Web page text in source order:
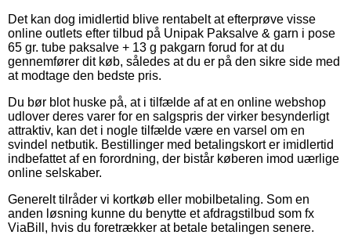
Det kan dog imidlertid blive rentabelt at efterprøve visse
online outlets efter tilbud på Unipak Paksalve & garn i pose
65 gr. tube paksalve + 13 g pakgarn forud for at du
gennemfører dit køb, således at du er på den sikre side med
at modtage den bedste pris.
Du bør blot huske på, at i tilfælde af at en online webshop
udlover deres varer for en salgspris der virker besynderligt
attraktiv, kan det i nogle tilfælde være en varsel om en
svindel netbutik. Bestillinger med betalingskort er imidlertid
indbefattet af en forordning, der bistår køberen imod uærlige
online selskaber.
Generelt tilråder vi kortkøb eller mobilbetaling. Som en
anden løsning kunne du benytte et afdragstilbud som fx
ViaBill, hvis du foretrækker at betale betalingen senere.